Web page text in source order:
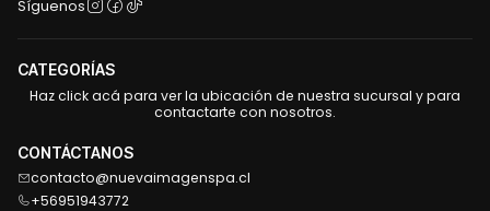
Síguenos
CATEGORÍAS
Haz click acá para ver la ubicación de nuestra sucursal y para
contactarte con nosotros.
CONTÁCTANOS
contacto@nuevaimagenspa.cl
+56951943772